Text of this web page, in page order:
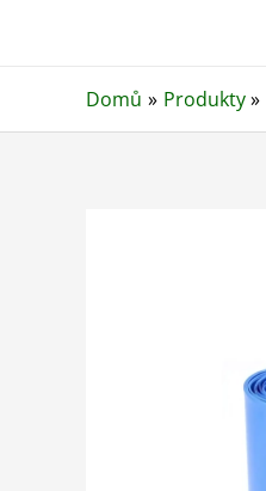
Domů Produkty